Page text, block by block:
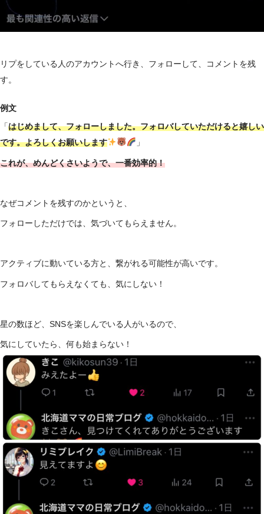
リプをしている人のアカウントへ行き、フォローして、コメントを残
す。
例文
「はじめまして、フォローしました。フォロバしていただけると嬉しい
です。よろしくお願いします
」
これが、めんどくさいようで、一番効率的！
なぜコメントを残すのかというと、
フォローしただけでは、気づいてもらえません。
アクティブに動いている方と、繋がれる可能性が高いです。
フォロバしてもらえなくても、気にしない！
星の数ほど、SNSを楽しんでいる人がいるので、
気にしていたら、何も始まらない！